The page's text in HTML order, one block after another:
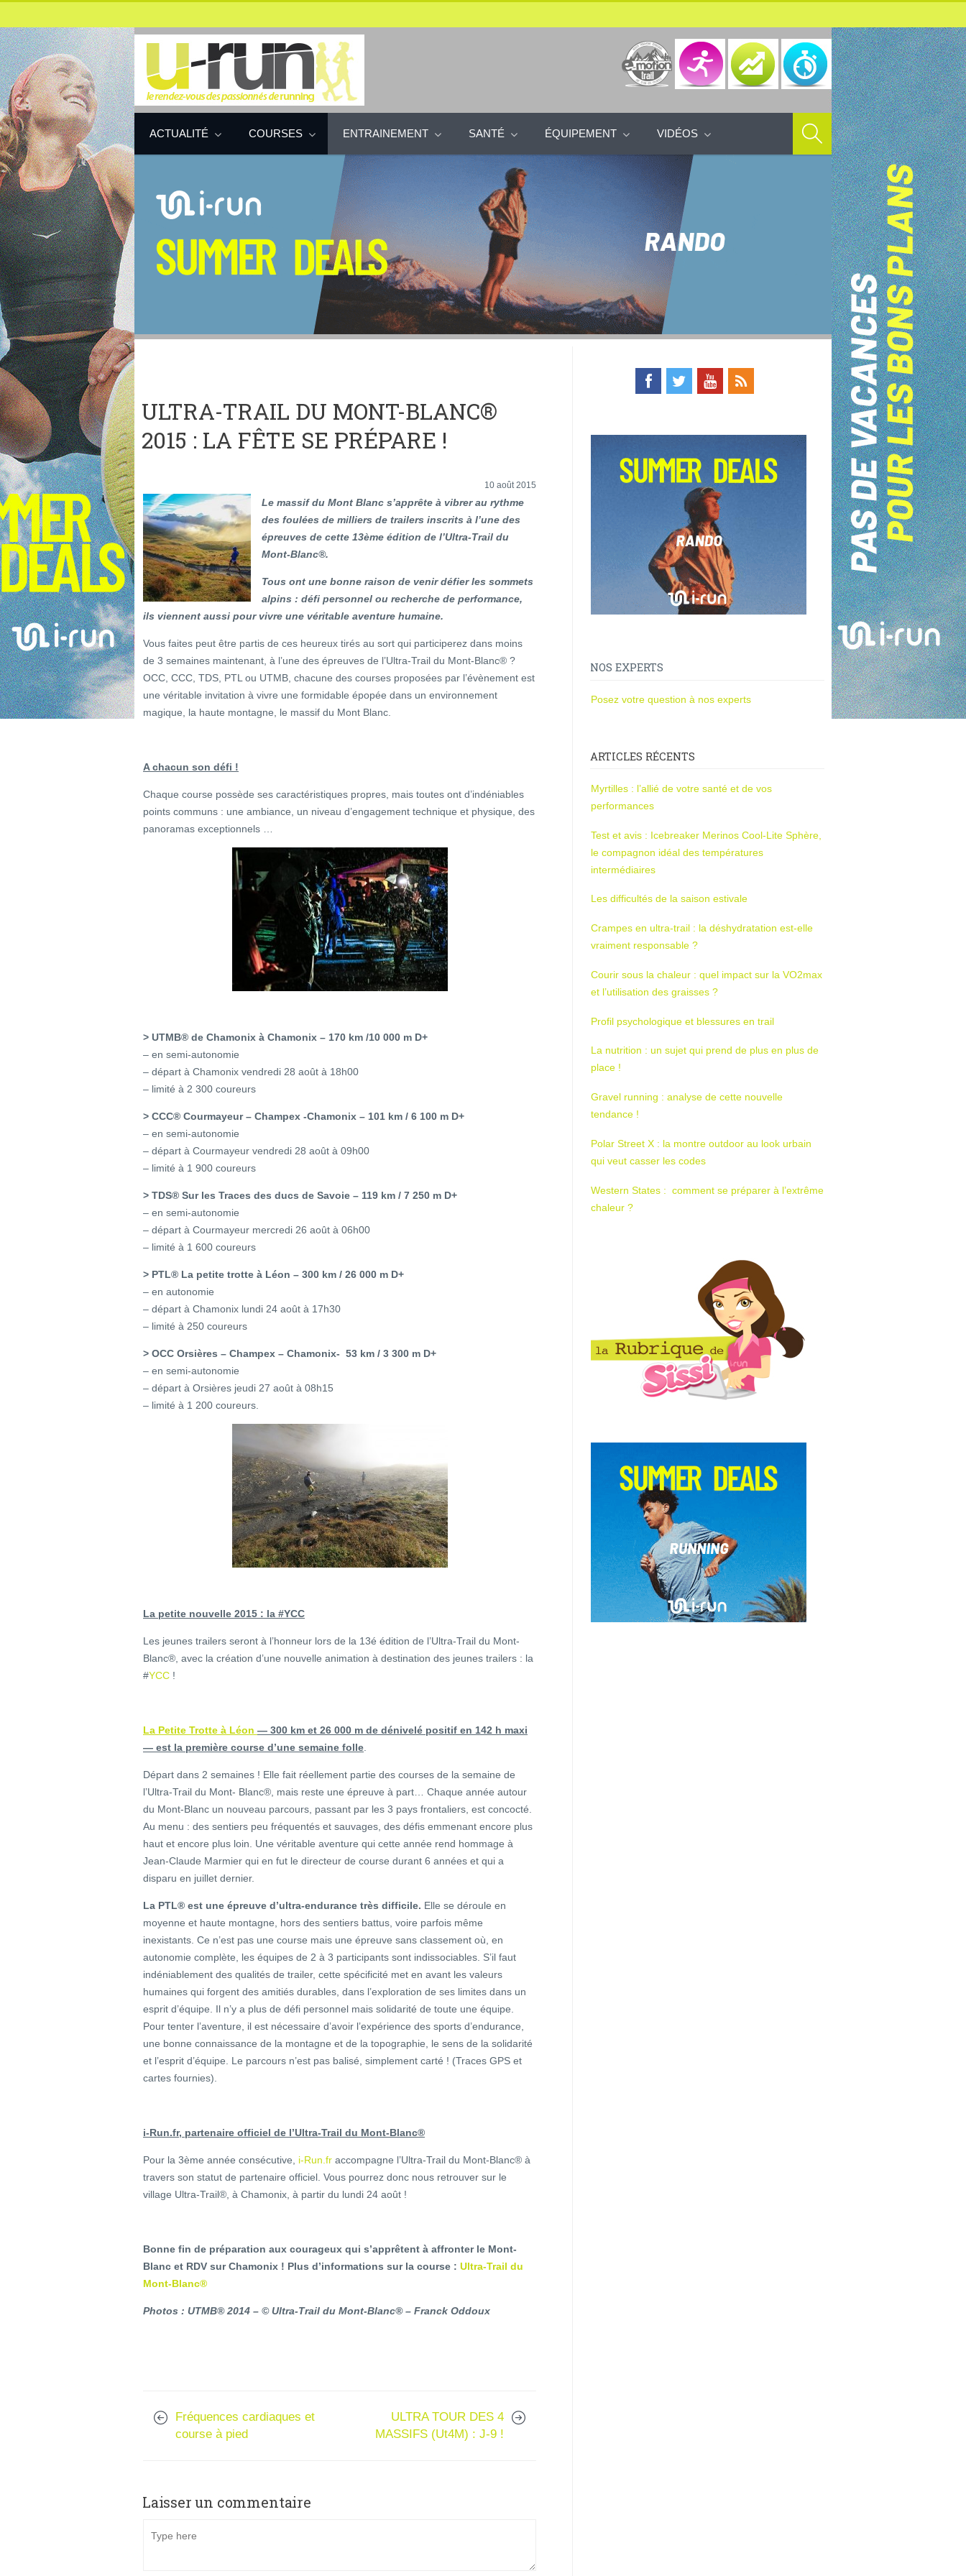
ACTUALITÉ COURSES ENTRAINEMENT SANTÉ ÉQUIPEMENT VIDÉOS
ULTRA-TRAIL DU MONT-BLANC®
2015 : LA FÊTE SE PRÉPARE !
10 août 2015
Le massif du Mont Blanc s’apprête à vibrer au rythme
des foulées de milliers de trailers inscrits à l’une des
épreuves de cette 13ème édition de l’Ultra-Trail du
Mont-Blanc®.
Tous ont une bonne raison de venir défier les sommets
alpins : défi personnel ou recherche de performance,
ils viennent aussi pour vivre une véritable aventure humaine.
Vous faites peut être partis de ces heureux tirés au sort qui participerez dans moins
de 3 semaines maintenant, à l’une des épreuves de l’Ultra-Trail du Mont-Blanc® ?
OCC, CCC, TDS, PTL ou UTMB, chacune des courses proposées par l’évènement est
une véritable invitation à vivre une formidable épopée dans un environnement
magique, la haute montagne, le massif du Mont Blanc.
A chacun son défi !
Chaque course possède ses caractéristiques propres, mais toutes ont d’indéniables
points communs : une ambiance, un niveau d’engagement technique et physique, des
panoramas exceptionnels …
> UTMB® de Chamonix à Chamonix – 170 km /10 000 m D+
– en semi-autonomie
– départ à Chamonix vendredi 28 août à 18h00
– limité à 2 300 coureurs
> CCC® Courmayeur – Champex -Chamonix – 101 km / 6 100 m D+
– en semi-autonomie
– départ à Courmayeur vendredi 28 août à 09h00
– limité à 1 900 coureurs
> TDS® Sur les Traces des ducs de Savoie – 119 km / 7 250 m D+
– en semi-autonomie
– départ à Courmayeur mercredi 26 août à 06h00
– limité à 1 600 coureurs
> PTL® La petite trotte à Léon – 300 km / 26 000 m D+
– en autonomie
– départ à Chamonix lundi 24 août à 17h30
– limité à 250 coureurs
> OCC Orsières – Champex – Chamonix- 53 km / 3 300 m D+
– en semi-autonomie
– départ à Orsières jeudi 27 août à 08h15
– limité à 1 200 coureurs.
La petite nouvelle 2015 : la #YCC
Les jeunes trailers seront à l’honneur lors de la 13é édition de l’Ultra-Trail du Mont-
Blanc®, avec la création d’une nouvelle animation à destination des jeunes trailers : la
#YCC !
La Petite Trotte à Léon — 300 km et 26 000 m de dénivelé positif en 142 h maxi
— est la première course d’une semaine folle
Départ dans 2 semaines ! Elle fait réellement partie des courses de la semaine de
l’Ultra-Trail du Mont- Blanc®, mais reste une épreuve à part… Chaque année autour
du Mont-Blanc un nouveau parcours, passant par les 3 pays frontaliers, est concocté.
Au menu : des sentiers peu fréquentés et sauvages, des défis emmenant encore plus
haut et encore plus loin. Une véritable aventure qui cette année rend hommage à
Jean-Claude Marmier qui en fut le directeur de course durant 6 années et qui a
disparu en juillet dernier.
La PTL® est une épreuve d’ultra-endurance très difficile. Elle se déroule en
moyenne et haute montagne, hors des sentiers battus, voire parfois même
inexistants. Ce n’est pas une course mais une épreuve sans classement où, en
autonomie complète, les équipes de 2 à 3 participants sont indissociables. S’il faut
indéniablement des qualités de trailer, cette spécificité met en avant les valeurs
humaines qui forgent des amitiés durables, dans l’exploration de ses limites dans un
esprit d’équipe. Il n’y a plus de défi personnel mais solidarité de toute une équipe.
Pour tenter l’aventure, il est nécessaire d’avoir l’expérience des sports d’endurance,
une bonne connaissance de la montagne et de la topographie, le sens de la solidarité
et l’esprit d’équipe. Le parcours n’est pas balisé, simplement carté ! (Traces GPS et
cartes fournies).
i-Run.fr, partenaire officiel de l’Ultra-Trail du Mont-Blanc®
Pour la 3ème année consécutive, i-Run.fr accompagne l’Ultra-Trail du Mont-Blanc® à
travers son statut de partenaire officiel. Vous pourrez donc nous retrouver sur le
village Ultra-Trail®, à Chamonix, à partir du lundi 24 août !
Bonne fin de préparation aux courageux qui s’apprêtent à affronter le Mont-
Blanc et RDV sur Chamonix ! Plus d’informations sur la course : Ultra-Trail du
Mont-Blanc®
Photos : UTMB® 2014 – © Ultra-Trail du Mont-Blanc® – Franck Oddoux
Fréquences cardiaques et
course à pied
ULTRA TOUR DES 4
MASSIFS (Ut4M) : J-9 !
Laisser un commentaire
NOS EXPERTS
Posez votre question à nos experts
ARTICLES RÉCENTS
Myrtilles : l’allié de votre santé et de vos
performances
Test et avis : Icebreaker Merinos Cool-Lite Sphère,
le compagnon idéal des températures
intermédiaires
Les difficultés de la saison estivale
Crampes en ultra-trail : la déshydratation est-elle
vraiment responsable ?
Courir sous la chaleur : quel impact sur la VO2max
et l’utilisation des graisses ?
Profil psychologique et blessures en trail
La nutrition : un sujet qui prend de plus en plus de
place !
Gravel running : analyse de cette nouvelle
tendance !
Polar Street X : la montre outdoor au look urbain
qui veut casser les codes
Western States : comment se préparer à l’extrême
chaleur ?